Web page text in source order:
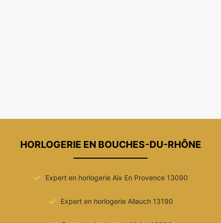
HORLOGERIE EN BOUCHES-DU-RHÔNE
Expert en horlogerie Aix En Provence 13090
Expert en horlogerie Allauch 13190